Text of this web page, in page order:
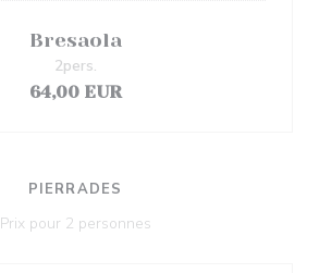
Bresaola
64,00 EUR
2pers.
PIERRADES
Prix pour 2 personnes